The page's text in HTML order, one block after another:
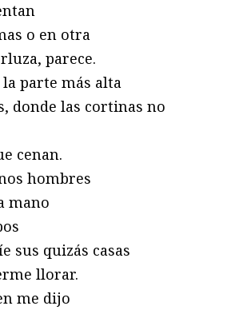
o en otra
parece.
parte más alta
donde las cortinas no
cenan.
hombres
mano
sus quizás casas
llorar.
me dijo